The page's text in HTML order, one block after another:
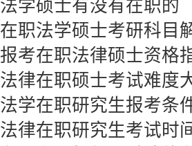
在职法学硕士考研科目
报考在职法律硕士资格
法律在职硕士考试难度
法学在职研究生报考条
法律在职研究生考试时